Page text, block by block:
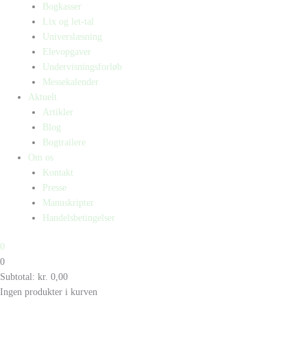
Bogkasser
Lix og let-tal
Universlæsning
Elevopgaver
Undervisningsforløb
Messekalender
Aktuelt
Artikler
Blog
Bogtrailere
Om os
Kontakt
Presse
Manuskripter
Handelsbetingelser
0
0
Subtotal: kr. 0,00
Ingen produkter i kurven